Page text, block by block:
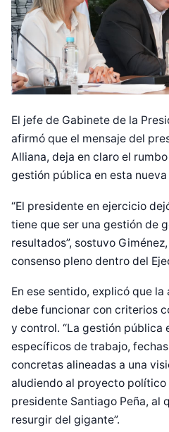
El jefe de Gabinete de la
afirmó que el mensaje del
Alliana, deja en claro el
gestión pública en esta
“El presidente en ejercicio
tiene que ser una gestión de
resultados”, sostuvo
consenso pleno dentro del
En ese sentido, explicó que
debe funcionar con criterios
y control. “La gestión pública
específicos de trabajo,
concretas alineadas a una
aludiendo al proyecto político
presidente Santiago Peña, al
resurgir del gigante”.